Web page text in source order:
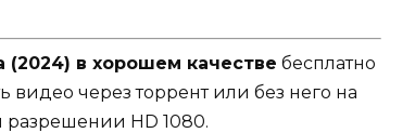
(2024) в хорошем качестве бесплатно
видео через торрент или без него на
HD 1080.